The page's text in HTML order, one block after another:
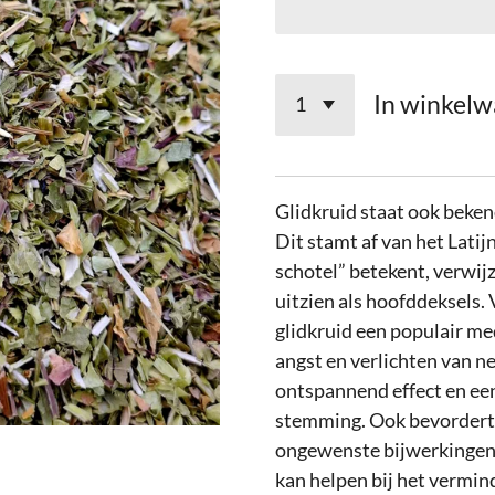
In
Glidkruid staat ook
Dit stamt af van het
schotel” betekent,
uitzien als hoofddeksels.
glidkruid een populair
angst en verlichten van
ontspannend effect en
stemming. Ook
ongewenste
kan helpen bij het